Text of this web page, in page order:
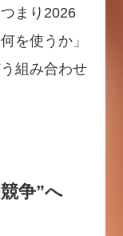
まり2026
を使うか」
組み合わせ
争”へ